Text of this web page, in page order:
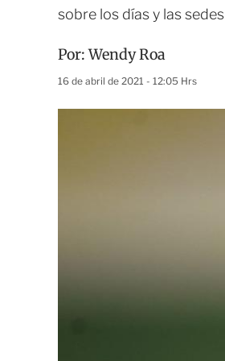
sobre los días y las sedes
Por:Wendy Roa
16 de abril de 2021 - 12:05 Hrs